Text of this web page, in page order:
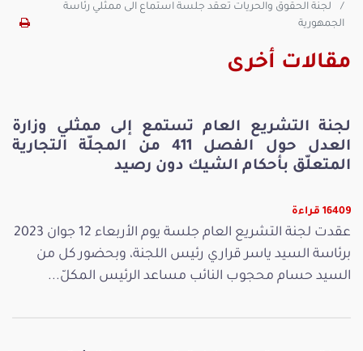
لجنة الحقوق والحريات تعقد جلسة استماع الى ممثلي رئاسة
الجمهورية
مقالات أخرى
لجنة التشريع العام تستمع إلى ممثلي وزارة
العدل حول الفصل 411 من المجلّة التجارية
المتعلّق بأحكام الشيك دون رصيد
16409 قراءة
عقدت لجنة التشريع العام جلسة يوم الأربعاء 12 جوان 2023
برئاسة السيد ياسر قراري رئيس اللجنة، وبحضور كل من
السيد حسام محجوب النائب مساعد الرئيس المكلّ...